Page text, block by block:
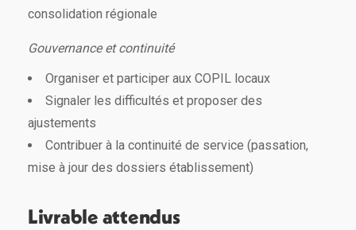
consolidation régionale
Gouvernance et continuité
Organiser et participer aux COPIL locaux
Signaler les difficultés et proposer des
ajustements
Contribuer à la continuité de service (passation,
mise à jour des dossiers établissement)
Livrable attendus